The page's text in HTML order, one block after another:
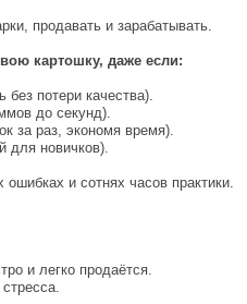
продавать и зарабатывать.
картошку, даже если:
потери качества).
до секунд).
за раз, экономя время).
для новичков).
и сотнях часов практики.
и легко продаётся.